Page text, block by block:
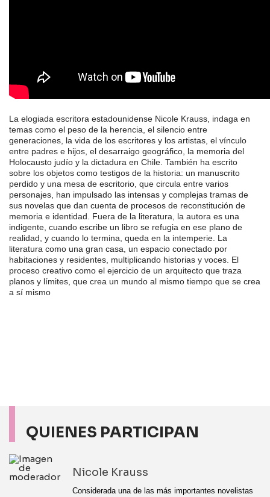
La elogiada escritora estadounidense Nicole Krauss, indaga en
temas como el peso de la herencia, el silencio entre
generaciones, la vida de los escritores y los artistas, el vínculo
entre padres e hijos, el desarraigo geográfico, la memoria del
Holocausto judío y la dictadura en Chile. También ha escrito
sobre los objetos como testigos de la historia: un manuscrito
perdido y una mesa de escritorio, que circula entre varios
personajes, han impulsado las intensas y complejas tramas de
sus novelas que dan cuenta de procesos de reconstitución de
memoria e identidad. Fuera de la literatura, la autora es una
indigente, cuando escribe un libro se refugia en ese plano de
realidad, y cuando lo termina, queda en la intemperie. La
literatura como una gran casa, un espacio conectado por
habitaciones y residentes, multiplicando historias y voces. El
proceso creativo como el ejercicio de un arquitecto que traza
planos y límites, que crea un mundo al mismo tiempo que se crea
a sí mismo
QUIENES PARTICIPAN
Nicole Krauss
Considerada una de las más importantes novelistas